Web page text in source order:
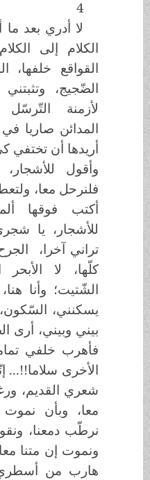
لا أدري بعد ما
الكلام إلى
القواقع خلفها،
الضّجيج، وتثبتني
لأزمنة التّرسّل
المدائن صاريا في
أريدها أن تختفي كي
وأقول للأشجار،
فلنرحل معا،
أكتب فوقها
للأشجار، يا شجري
تراني آخرا،
كلّها، لا الأبحر
الشّتيت؛ وأنا
يسكنني، السّكون،
بيني وبيني، أرى
فأهرب خلفي
الأخرى سلاما!!...
شعري القديم،
معا، وبأن نموت
نرطّب دمعنا،
ونموت إن متنا
هارب من أسطري،